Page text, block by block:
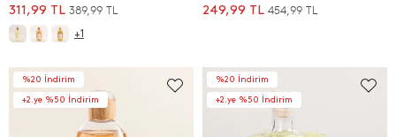
311,99 TL 389,99 TL
+1
249,99 TL 454,99 TL
%20 İndirim
+2.ye %50 İndirim
%20 İndirim
+2.ye %50 İndirim